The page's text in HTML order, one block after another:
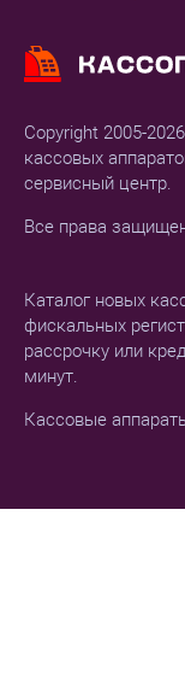
Copyright 2005-
кассовых
сервисный центр.
Все права
Каталог новых
фискальных
рассрочку или
минут.
Кассовые